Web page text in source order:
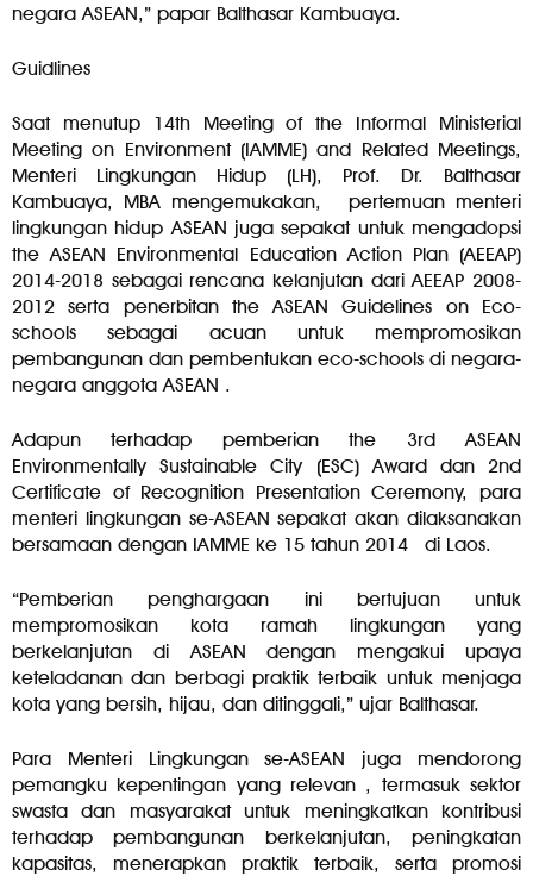
negara ASEAN,” papar Balthasar Kambuaya.
Guidlines
Saat menutup 14th Meeting of the Informal Ministerial
Meeting on Environment (IAMME) and Related Meetings,
Menteri Lingkungan Hidup (LH), Prof. Dr. Balthasar
Kambuaya, MBA mengemukakan, pertemuan menteri
lingkungan hidup ASEAN juga sepakat untuk mengadopsi
the ASEAN Environmental Education Action Plan (AEEAP)
2014-2018 sebagai rencana kelanjutan dari AEEAP 2008-
2012 serta penerbitan the ASEAN Guidelines on Eco-
schools sebagai acuan untuk mempromosikan
pembangunan dan pembentukan eco-schools di negara-
negara anggota ASEAN .
Adapun terhadap pemberian the 3rd ASEAN
Environmentally Sustainable City (ESC) Award dan 2nd
Certificate of Recognition Presentation Ceremony, para
menteri lingkungan se-ASEAN sepakat akan dilaksanakan
bersamaan dengan IAMME ke 15 tahun 2014 di Laos.
“Pemberian penghargaan ini bertujuan untuk
mempromosikan kota ramah lingkungan yang
berkelanjutan di ASEAN dengan mengakui upaya
keteladanan dan berbagi praktik terbaik untuk menjaga
kota yang bersih, hijau, dan ditinggali,” ujar Balthasar.
Para Menteri Lingkungan se-ASEAN juga mendorong
pemangku kepentingan yang relevan , termasuk sektor
swasta dan masyarakat untuk meningkatkan kontribusi
terhadap pembangunan berkelanjutan, peningkatan
kapasitas, menerapkan praktik terbaik, serta promosi